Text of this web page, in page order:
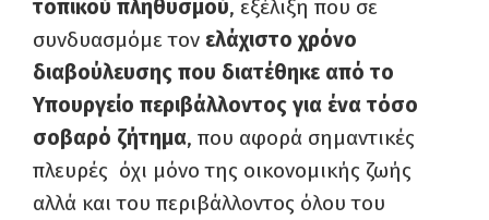
τοπικού πληθυσμού, εξέλιξη που σε
συνδυασμόμε τον ελάχιστο χρόνο
διαβούλευσης που διατέθηκε από το
Υπουργείο περιβάλλοντος για ένα τόσο
σοβαρό ζήτημα, που αφορά σημαντικές
πλευρές όχι μόνο της οικονομικής ζωής
αλλά και του περιβάλλοντος όλου του